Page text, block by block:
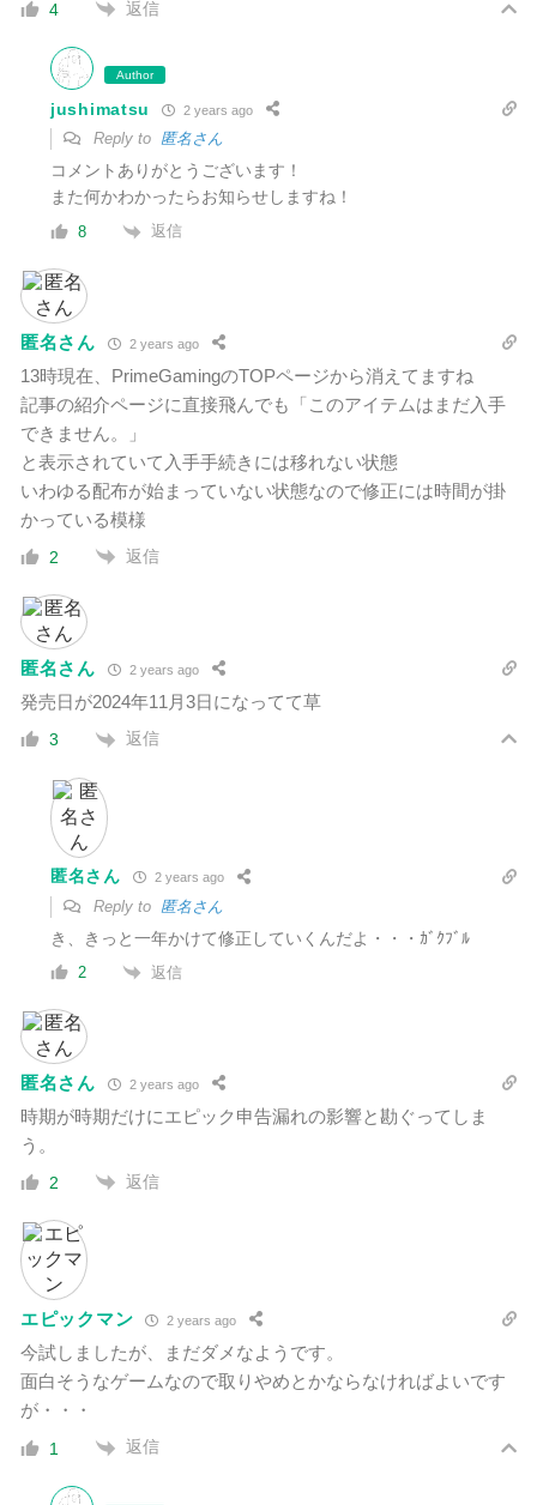
4 返信
Author
jushimatsu 2 years ago
Reply to 匿名さん
コメントありがとうございます！
また何かわかったらお知らせしますね！
8 返信
匿名さん 2 years ago
13時現在、PrimeGamingのTOPページから消えてますね
記事の紹介ページに直接飛んでも「このアイテムはまだ入手
できません。」
と表示されていて入手手続きには移れない状態
いわゆる配布が始まっていない状態なので修正には時間が掛
かっている模様
2 返信
匿名さん 2 years ago
発売日が2024年11月3日になってて草
3 返信
匿名さん 2 years ago
Reply to 匿名さん
き、きっと一年かけて修正していくんだよ・・・ｶﾞｸﾌﾞﾙ
2 返信
匿名さん 2 years ago
時期が時期だけにエピック申告漏れの影響と勘ぐってしま
う。
2 返信
エピックマン 2 years ago
今試しましたが、まだダメなようです。
面白そうなゲームなので取りやめとかならなければよいです
が・・・
1 返信